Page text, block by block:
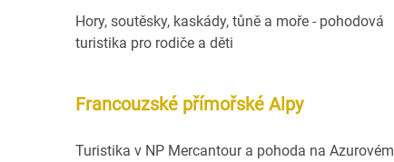
Hory, soutěsky, kaskády, tůně a moře - pohodová
turistika pro rodiče a děti
Francouzské přímořské Alpy
Turistika v NP Mercantour a pohoda na Azurovém